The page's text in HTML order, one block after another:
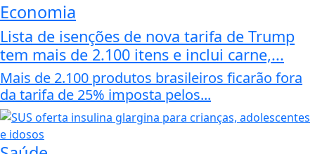
Economia
Lista de isenções de nova tarifa de Trump
tem mais de 2.100 itens e inclui carne,...
Mais de 2.100 produtos brasileiros ficarão fora
da tarifa de 25% imposta pelos...